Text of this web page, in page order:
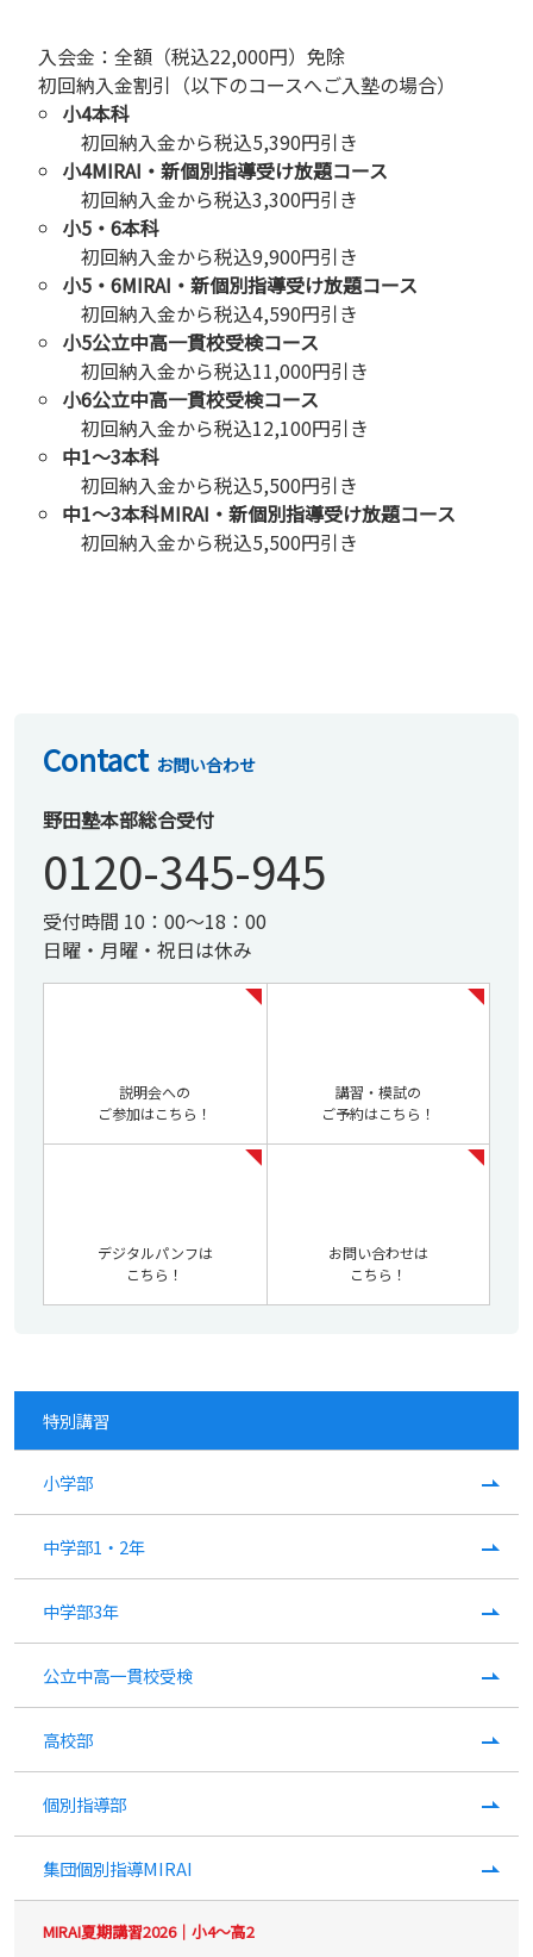
入会金：全額（税込22,000円）免除
初回納入金割引（以下のコースへご入塾の場合）
小4本科
初回納入金から税込5,390円引き
小4MIRAI・新個別指導受け放題コース
初回納入金から税込3,300円引き
小5・6本科
初回納入金から税込9,900円引き
小5・6MIRAI・新個別指導受け放題コース
初回納入金から税込4,590円引き
小5公立中高一貫校受検コース
初回納入金から税込11,000円引き
小6公立中高一貫校受検コース
初回納入金から税込12,100円引き
中1～3本科
初回納入金から税込5,500円引き
中1～3本科MIRAI・新個別指導受け放題コース
初回納入金から税込5,500円引き
Contact お問い合わせ
野田塾本部総合受付
0120-345-945
受付時間 10：00～18：00
日曜・月曜・祝日は休み
説明会への
ご参加はこちら！
講習・模試の
ご予約はこちら！
デジタルパンフは
こちら！
お問い合わせは
こちら！
特別講習
小学部
中学部1・2年
中学部3年
公立中高一貫校受検
高校部
個別指導部
集団個別指導MIRAI
MIRAI夏期講習2026｜小4～高2